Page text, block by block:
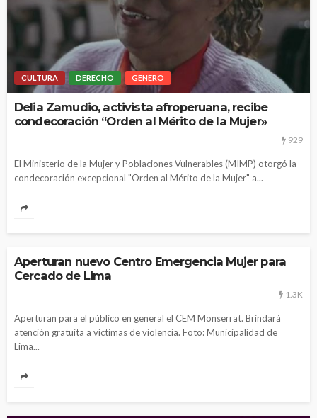
CULTURA DERECHO GENERO
Delia Zamudio, activista afroperuana, recibe
condecoración “Orden al Mérito de la Mujer»
929
El Ministerio de la Mujer y Poblaciones Vulnerables (MIMP) otorgó la
condecoración excepcional "Orden al Mérito de la Mujer" a...
Aperturan nuevo Centro Emergencia Mujer para
Cercado de Lima
1.3K
Aperturan para el público en general el CEM Monserrat. Brindará
atención gratuita a víctimas de violencia. Foto: Municipalidad de
Lima...